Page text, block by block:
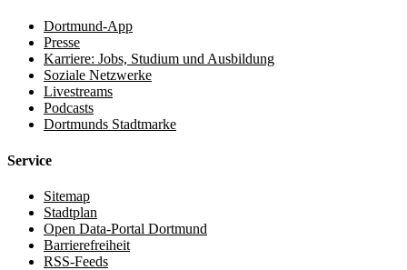
Dortmund-App
Presse
Karriere: Jobs, Studium und Ausbildung
Soziale Netzwerke
Livestreams
Podcasts
Dortmunds Stadtmarke
Service
Sitemap
Stadtplan
Open Data-Portal Dortmund
Barrierefreiheit
RSS-Feeds